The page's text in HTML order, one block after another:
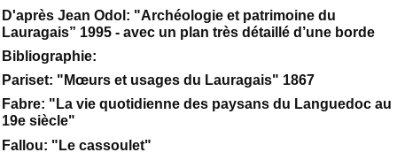
D'après Jean Odol: "Archéologie et patrimoine du
Lauragais” 1995 - avec un plan très détaillé d’une borde
Bibliographie:
Pariset: "Mœurs et usages du Lauragais" 1867
Fabre: "La vie quotidienne des paysans du Languedoc au
19e siècle"
Fallou: "Le cassoulet"